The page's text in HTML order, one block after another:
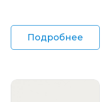
Подробнее